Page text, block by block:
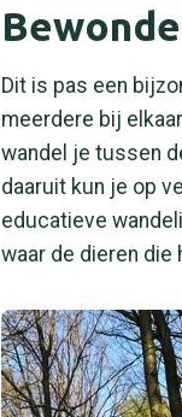
Dit is pas een
meerdere bij
wandel je tussen
daaruit kun je op
educatieve
waar de dieren die